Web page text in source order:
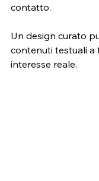
contatto.
Un design curato
contenuti testuali a
interesse reale.